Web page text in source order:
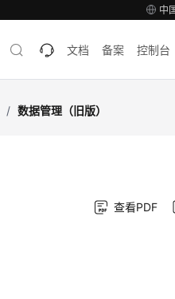
中
文档 备案 控制台
/ 数据管理（旧版）
查看PDF